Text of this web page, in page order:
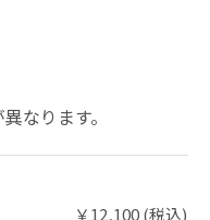
なります。
￥12,100 (税込)